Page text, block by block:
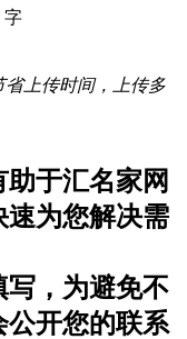
字
省上传时间，上传多
于汇名家网
速为您解决需
写，为避免不
公开您的联系